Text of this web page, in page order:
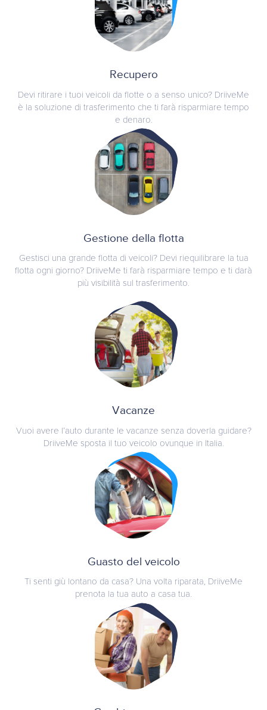
Recupero
Devi ritirare i tuoi veicoli da flotte o a senso unico? DriiveMe
è la soluzione di trasferimento che ti farà risparmiare tempo
e denaro.
Gestione della flotta
Gestisci una grande flotta di veicoli? Devi riequilibrare la tua
flotta ogni giorno? DriiveMe ti farà risparmiare tempo e ti darà
più visibilità sul trasferimento.
Vacanze
Vuoi avere l’auto durante le vacanze senza doverla guidare?
DriiveMe sposta il tuo veicolo ovunque in Italia.
Guasto del veicolo
Ti senti giù lontano da casa? Una volta riparata, DriiveMe
prenota la tua auto a casa tua.